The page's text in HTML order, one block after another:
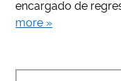
encargado de
more »